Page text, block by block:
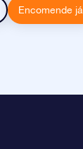
Encomende já.